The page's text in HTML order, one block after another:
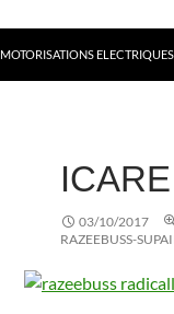
MOTORISATIONS ELECTRIQUES
03/10/2017
RAZEEBUSS-